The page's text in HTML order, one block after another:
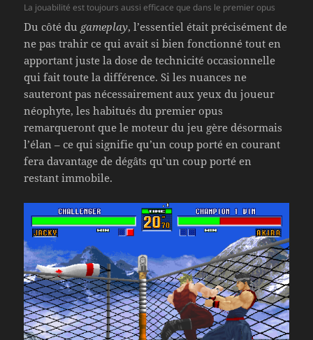
La jouabilité est toujours aussi efficace que dans le premier opus
Du côté du gameplay, l’essentiel était précisément de
ne pas trahir ce qui avait si bien fonctionné tout en
apportant juste la dose de technicité occasionnelle
qui fait toute la différence. Si les nuances ne
sauteront pas nécessairement aux yeux du joueur
néophyte, les habitués du premier opus
remarqueront que le moteur du jeu gère désormais
l’élan – ce qui signifie qu’un coup porté en courant
fera davantage de dégâts qu’un coup porté en
restant immobile.